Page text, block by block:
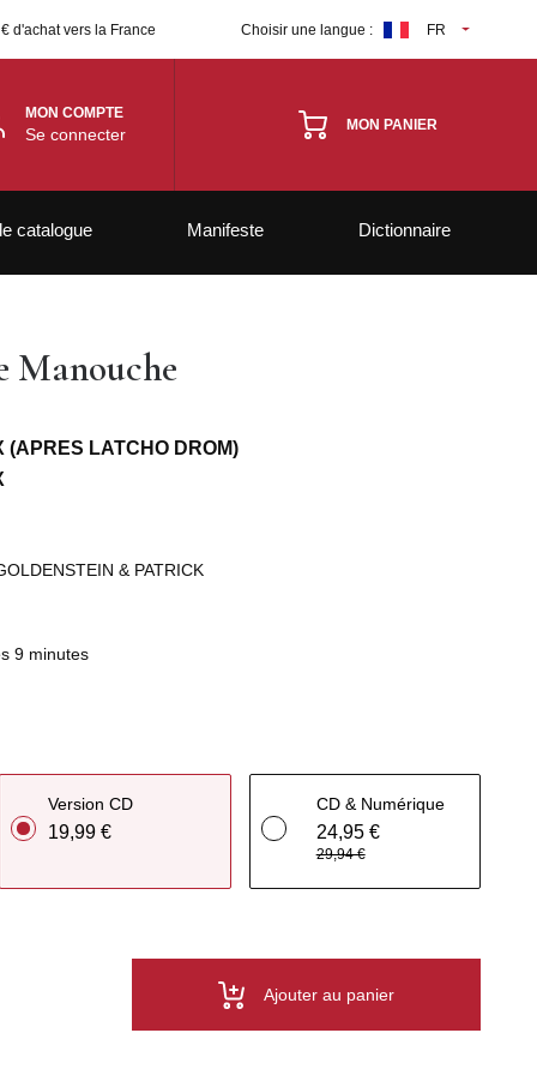
d'achat vers la France Choisir une langue : FR
MON COMPTE
Se connecter MON PANIER
catalogue Manifeste Dictionnaire
Manouche
LATCHO DROM)
& PATRICK
9 minutes
Version CD
19,99 €
CD & Numérique
24,95 €
29,94 €
Ajouter au panier